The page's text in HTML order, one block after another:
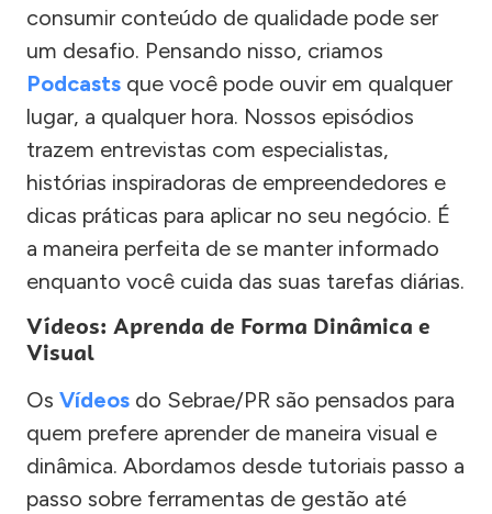
consumir conteúdo de qualidade pode ser
um desafio. Pensando nisso, criamos
Podcasts que você pode ouvir em qualquer
lugar, a qualquer hora. Nossos episódios
trazem entrevistas com especialistas,
histórias inspiradoras de empreendedores e
dicas práticas para aplicar no seu negócio. É
a maneira perfeita de se manter informado
enquanto você cuida das suas tarefas diárias.
Vídeos: Aprenda de Forma Dinâmica e
Visual
Os Vídeos do Sebrae/PR são pensados para
quem prefere aprender de maneira visual e
dinâmica. Abordamos desde tutoriais passo a
passo sobre ferramentas de gestão até